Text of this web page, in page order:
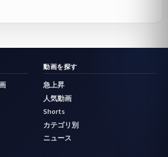
動画を探す
急上昇
人気動画
Shorts
カテゴリ別
ニュース